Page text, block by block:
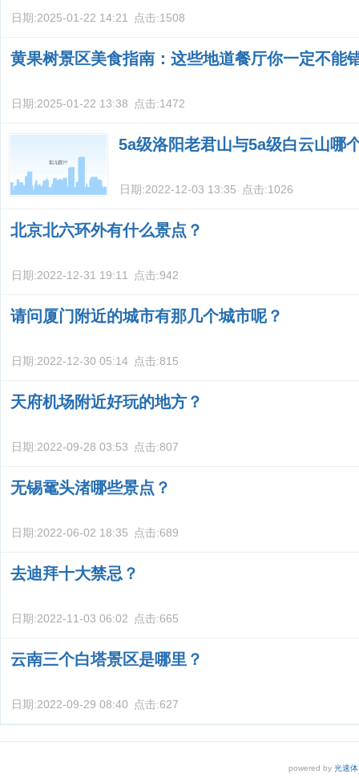
日期:2025-01-22 14:21 点击:1508
黄果树景区美食指南：这些地道餐厅你一定不能
日期:2025-01-22 13:38 点击:1472
5a级洛阳老君山与5a级白云山哪
日期:2022-12-03 13:35 点击:1026
北京北六环外有什么景点？
日期:2022-12-31 19:11 点击:942
请问厦门附近的城市有那几个城市呢？
日期:2022-12-30 05:14 点击:815
天府机场附近好玩的地方？
日期:2022-09-28 03:53 点击:807
无锡鼋头渚哪些景点？
日期:2022-06-02 18:35 点击:689
去迪拜十大禁忌？
日期:2022-11-03 06:02 点击:665
云南三个白塔景区是哪里？
日期:2022-09-29 08:40 点击:627
powered by 光速